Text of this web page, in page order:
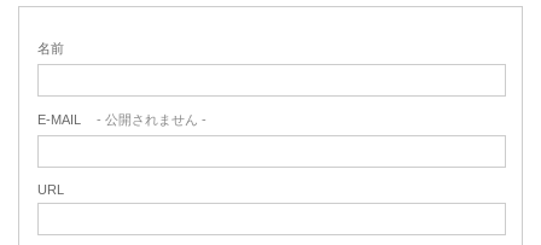
名前
E-MAIL - 公開されません -
URL